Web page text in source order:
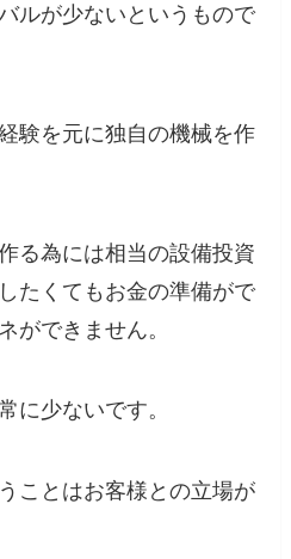
ルが少ないというもので
験を元に独自の機械を作
る為には相当の設備投資
たくてもお金の準備がで
ができません。
に少ないです。
ことはお客様との立場が